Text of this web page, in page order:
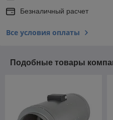
Безналичный расчет
Все условия оплаты
Подобные товары